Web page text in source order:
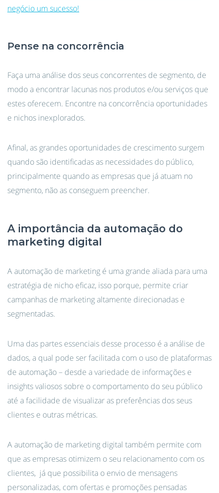
negócio um sucesso!
Pense na concorrência
Faça uma análise dos seus concorrentes de segmento, de
modo a encontrar lacunas nos produtos e/ou serviços que
estes oferecem. Encontre na concorrência oportunidades
e nichos inexplorados.
Afinal, as grandes oportunidades de crescimento surgem
quando são identificadas as necessidades do público,
principalmente quando as empresas que já atuam no
segmento, não as conseguem preencher.
A importância da automação do
marketing digital
A automação de marketing é uma grande aliada para uma
estratégia de nicho eficaz, isso porque, permite criar
campanhas de marketing altamente direcionadas e
segmentadas.
Uma das partes essenciais desse processo é a análise de
dados, a qual pode ser facilitada com o uso de plataformas
de automação – desde a variedade de informações e
insights valiosos sobre o comportamento do seu público
até a facilidade de visualizar as preferências dos seus
clientes e outras métricas.
A automação de marketing digital também permite com
que as empresas otimizem o seu relacionamento com os
clientes, já que possibilita o envio de mensagens
personalizadas, com ofertas e promoções pensadas